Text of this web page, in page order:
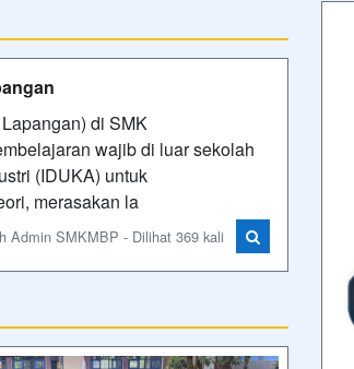
untuk orang-orang yang telah mempersiapkan
di SMK
wajib di luar sekolah
(IDUKA) untuk
merasakan la
Admin SMKMBP - Dilihat 369 kali